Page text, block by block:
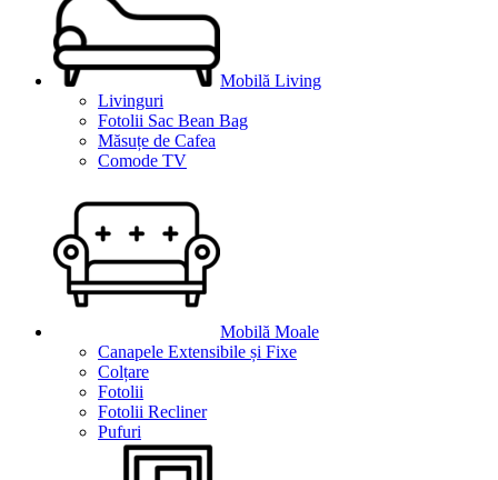
Mobilă Living
Livinguri
Fotolii Sac Bean Bag
Măsuțe de Cafea
Comode TV
Mobilă Moale
Canapele Extensibile și Fixe
Colțare
Fotolii
Fotolii Recliner
Pufuri